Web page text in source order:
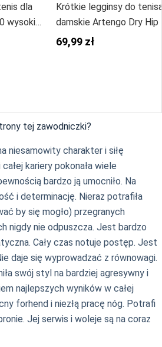
dla
wysokie
Krótkie legginsy do
damskie Artengo Dry Hip
69,99 zł
tej zawodniczki?
niesamowity charakter i siłę
kariery pokonała wiele
bardzo ją umocniło. Na
i determinację. Nieraz potrafiła
by się mogło) przegranych
nigdy nie odpuszcza. Jest bardzo
Cały czas notuje postęp. Jest
daje się wyprowadzać z równowagi.
swój styl na bardziej agresywny i
najlepszych wyników w całej
forhend i niezłą pracę nóg. Potrafi
Jej serwis i woleje są na coraz